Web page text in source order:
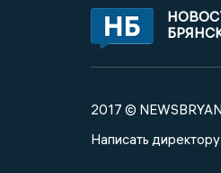
2017 ©
Написать